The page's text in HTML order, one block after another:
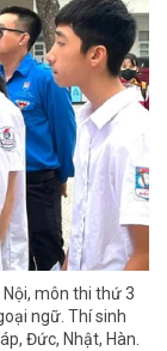
môn thi thứ 3
ngữ. Thí sinh
Đức, Nhật, Hàn.